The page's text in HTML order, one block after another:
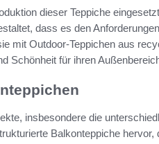
dieser Teppiche
dass es den
mit Outdoor-Teppichen aus
Schönheit für ihren
insbesondere die
Balkonteppiche hervor,